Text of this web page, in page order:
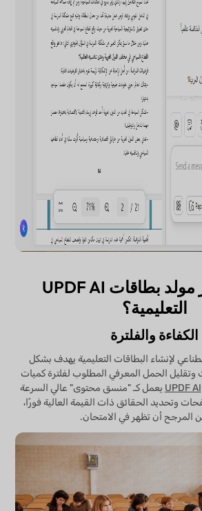
لماذا تختار مولد بطاقات UPDF AI
التعليمية؟
الكفاءة والفلترة
لإنشاء البطاقات التعليمية يهدف بشكل
وتقليل الحمل المعرفي المطلوب لفلترة كميات
UPDF AI يعمل كـ "منسق محتوى" عالي السرعة
وتحديد الحقائق ذات القيمة العالية فورًا،
المرجح أن تظهر في الامتحان.